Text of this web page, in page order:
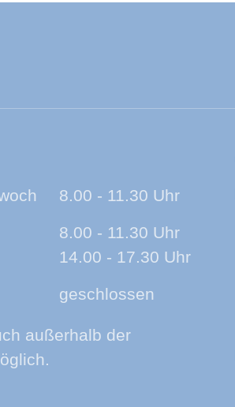
8.00 - 11.30 Uhr
8.00 - 11.30 Uhr
14.00 - 17.30 Uhr
geschlossen
außerhalb der